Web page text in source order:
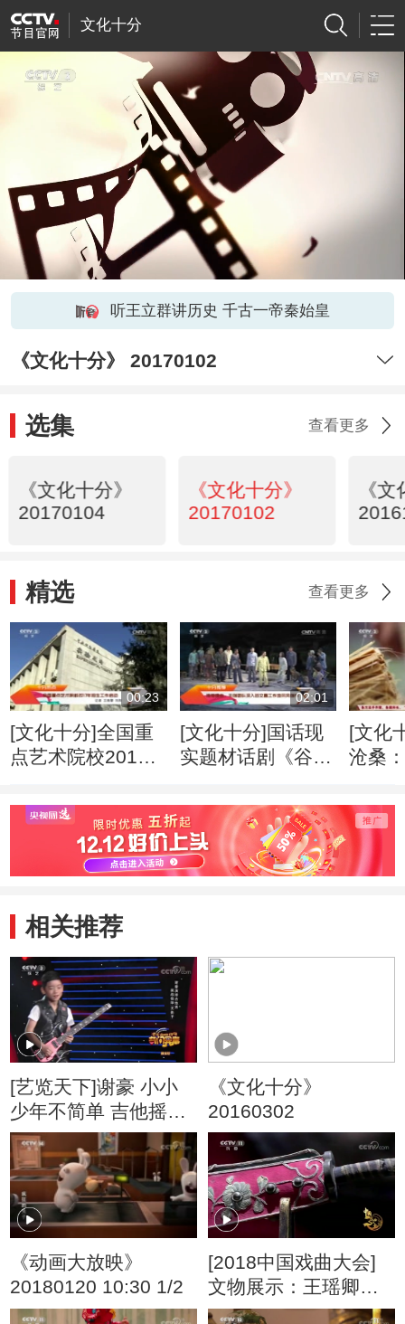
文化十分
听王立群讲历史 千古一帝秦始皇
《文化十分》 20170102
选集 查看更多
《文化十分》
20170104
《文化十分》
20170102
《
精选 查看更多
00:23
[文化十分]全国重
点艺术院校2017
02:01
[文化十分]国话现
实题材话剧《谷文
造人民公仆楷模形
象
[文化
沧桑
相关推荐
[艺览天下]谢豪 小小
少年不简单 吉他摇滚
秀精彩
《文化十分》
20160302
《动画大放映》
20180120 10:30 1/2
[2018中国戏曲大会]
文物展示：王瑶卿在
《十三妹》中所用腰